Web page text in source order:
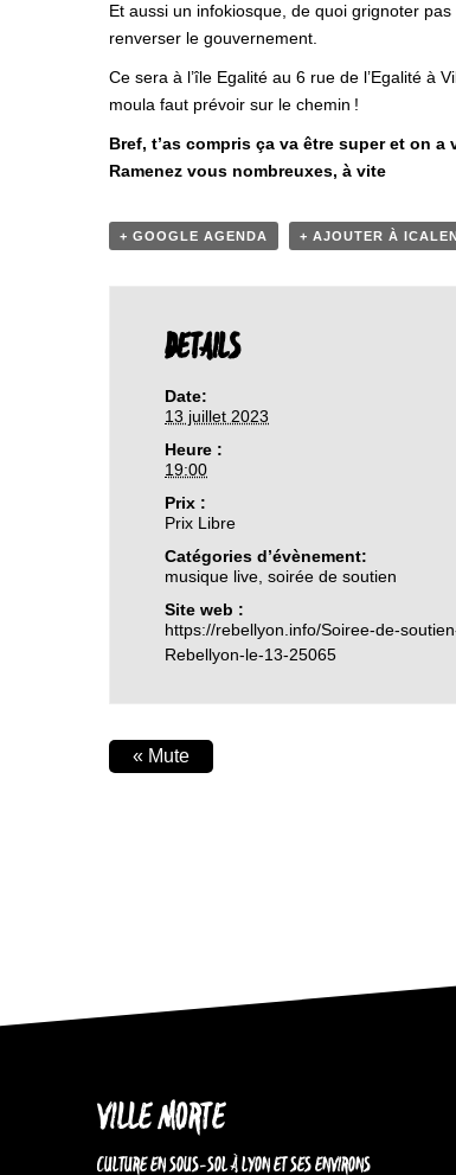
Et aussi un infokiosque, de quoi grignoter
renverser le gouvernement.
Ce sera à l’île Egalité au 6 rue de l’Egalité à
moula faut prévoir sur le chemin !
Bref, t’as compris ça va être super et on a
Ramenez vous nombreuxes, à vite
+ GOOGLE AGENDA + AJOUTER À
DETAILS
Date:
13 juillet 2023
Heure :
19:00
Prix :
Prix Libre
Catégories d’évènement:
musique live ,soirée de soutien
Site web :
https://rebellyon.info/Soiree-de-
Rebellyon-le-13-25065
« Mute
VILLE MORTE
CULTURE EN SOUS-SOL À LYON ET SES ENVIRONS